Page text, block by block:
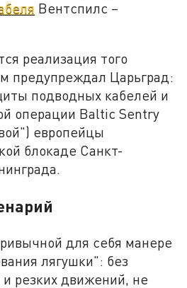
Вентспилс –
реализация того
предупреждал Царьград:
подводных кабелей и
операции Baltic Sentry
европейцы
блокаде Санкт-
для себя манере
лягушки": без
и резких движений, не